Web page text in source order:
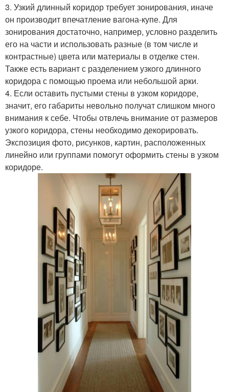
3. Узкий длинный коридор требует зонирования, иначе
он производит впечатление вагона-купе. Для
зонирования достаточно, например, условно разделить
его на части и использовать разные (в том числе и
контрастные) цвета или материалы в отделке стен.
Также есть вариант с разделением узкого длинного
коридора с помощью проема или небольшой арки.
4. Если оставить пустыми стены в узком коридоре,
значит, его габариты невольно получат слишком много
внимания к себе. Чтобы отвлечь внимание от размеров
узкого коридора, стены необходимо декорировать.
Экспозиция фото, рисунков, картин, расположенных
линейно или группами помогут оформить стены в узком
коридоре.